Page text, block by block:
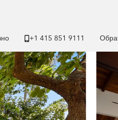
+1 ​415 851 9111